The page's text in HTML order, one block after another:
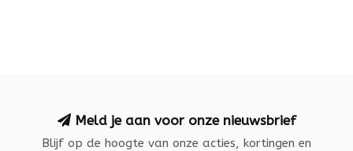
Meld je aan voor onze nieuwsbrief
Blijf op de hoogte van onze acties, kortingen en